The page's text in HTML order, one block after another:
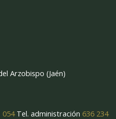
Arzobispo (Jaén)
054Tel. administración 636 234